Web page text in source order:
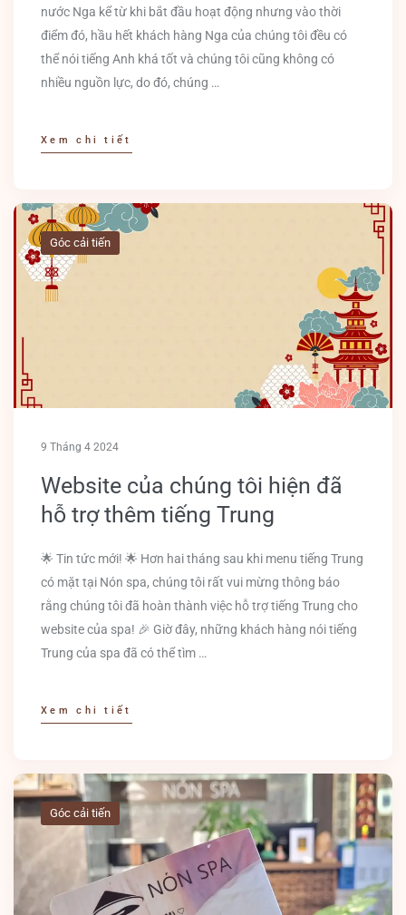
nước Nga kể từ khi bắt đầu hoạt động nhưng vào thời
điểm đó, hầu hết khách hàng Nga của chúng tôi đều có
thể nói tiếng Anh khá tốt và chúng tôi cũng không có
nhiều nguồn lực, do đó, chúng …
Xem chi tiết
Góc cải tiến
9 Tháng 4 2024
Website của chúng tôi hiện đã
hỗ trợ thêm tiếng Trung
🌟 Tin tức mới! 🌟 Hơn hai tháng sau khi menu tiếng Trung
có mặt tại Nón spa, chúng tôi rất vui mừng thông báo
rằng chúng tôi đã hoàn thành việc hỗ trợ tiếng Trung cho
website của spa! 🎉 Giờ đây, những khách hàng nói tiếng
Trung của spa đã có thể tìm …
Xem chi tiết
Góc cải tiến